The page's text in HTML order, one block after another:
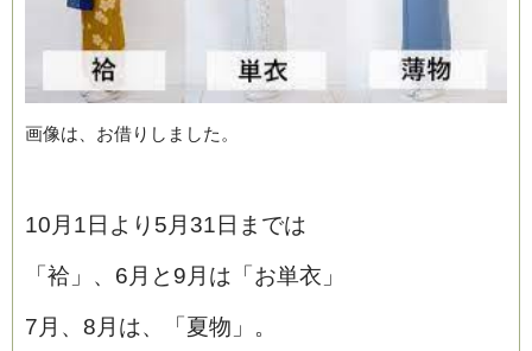
画像は、お借りしました。
10月1日より5月31日までは
「袷」、6月と9月は「お単衣」
7月、8月は、「夏物」。